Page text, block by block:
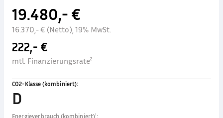
19.480,- €
16.370,- € (Netto), 19% MwSt.
222,- €
mtl. Finanzierungsrate²
CO2-Klasse (kombiniert):
D
Energieverbrauch (kombiniert)¹: